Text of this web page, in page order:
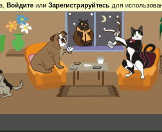
Войдите или Зарегистрируйтесь для